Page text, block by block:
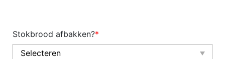
Stokbrood afbakken?*